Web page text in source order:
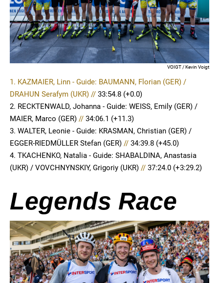
VOIGT / Kevin Voigt
1. KAZMAIER, Linn - Guide: BAUMANN, Florian (GER) /
DRAHUN Serafym (UKR) // 33:54.8 (+0.0)
2. RECKTENWALD, Johanna - Guide: WEISS, Emily (GER) /
MAIER, Marco (GER) //34:06.1 (+11.3)
3. WALTER, Leonie - Guide: KRASMAN, Christian (GER) /
EGGER-RIEDMÜLLER Stefan (GER) //34:39.8 (+45.0)
4. TKACHENKO, Natalia - Guide: SHABALDINA, Anastasia
(UKR) / VOVCHNYNSKIY, Grigoriy (UKR) //37:24.0 (+3:29.2)
Legends Race